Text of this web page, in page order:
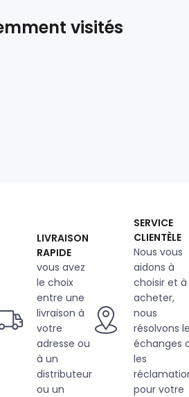
visités
LIVRAISON
RAPIDE
vous avez
le choix
entre une
livraison à
votre
adresse ou
à un
distributeur
ou un
SERVICE
CLIENTÈLE
Nous vous
aidons à
choisir et à
acheter,
nous
résolvons
échanges
les
pour votre